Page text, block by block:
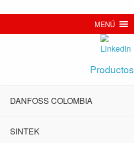
MENÚ
Productos
DANFOSS COLOMBIA
SINTEK